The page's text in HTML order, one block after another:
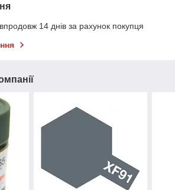
14 днів за рахунок покупця